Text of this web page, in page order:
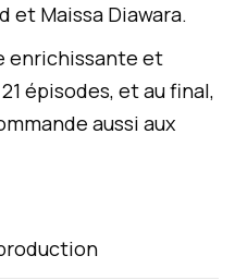
et Maissa Diawara.
enrichissante et
épisodes, et au final,
aussi aux